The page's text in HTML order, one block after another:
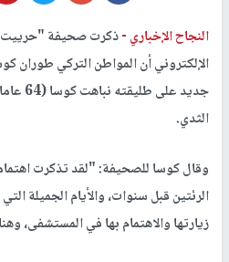
النجاح الإخباري -ذكرت صحيفة "حرييت"
جديد
الثدي.
وقال كوسا للصحيفة: "لقد تذكرت
الرئتين قبل سنوات، والأيام الجميلة
زيارتها والاهتمام بها في المستشفى،